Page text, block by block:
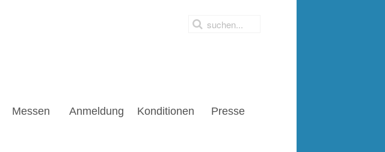
Messen Anmeldung Konditionen Presse